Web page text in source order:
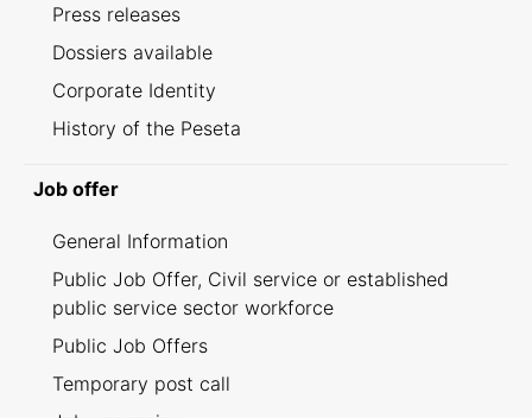
Press releases
Dossiers available
Corporate Identity
History of the Peseta
Job offer
General Information
Public Job Offer, Civil service or established
public service sector workforce
Public Job Offers
Temporary post call